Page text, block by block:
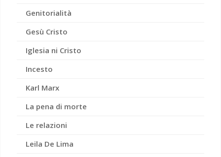
Genitorialità
Gesù Cristo
Iglesia ni Cristo
Incesto
Karl Marx
La pena di morte
Le relazioni
Leila De Lima